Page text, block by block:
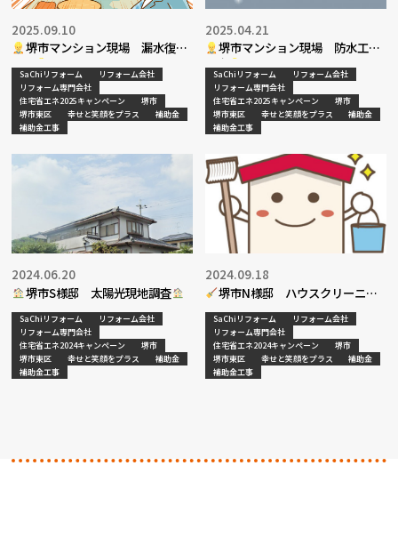
堺市マンション現場 漏水復旧
工事
2025.09.10
SaChiリフォーム
リフォーム会社
リフォーム専門会社
住宅省エネ2025キャンペーン
堺市
堺市東区
幸せと笑顔をプラス
補助金
補助金工事
堺市マンション現場 防水工事
決定
2025.04.21
SaChiリフォーム
リフォーム会社
リフォーム専門会社
住宅省エネ2025キャンペーン
堺市
堺市東区
幸せと笑顔をプラス
補助金
補助金工事
堺市S様邸 太陽光現地調査
2024.06.20
SaChiリフォーム
リフォーム会社
リフォーム専門会社
住宅省エネ2024キャンペーン
堺市
堺市東区
幸せと笑顔をプラス
補助金
補助金工事
堺市N様邸 ハウスクリーニン
グ工事決定
2024.09.18
SaChiリフォーム
リフォーム会社
リフォーム専門会社
住宅省エネ2024キャンペーン
堺市
堺市東区
幸せと笑顔をプラス
補助金
補助金工事